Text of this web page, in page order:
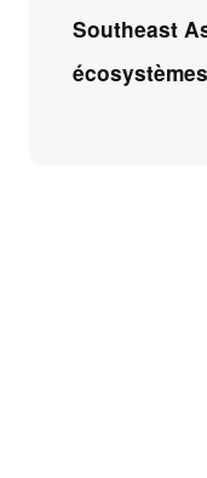
Southeast